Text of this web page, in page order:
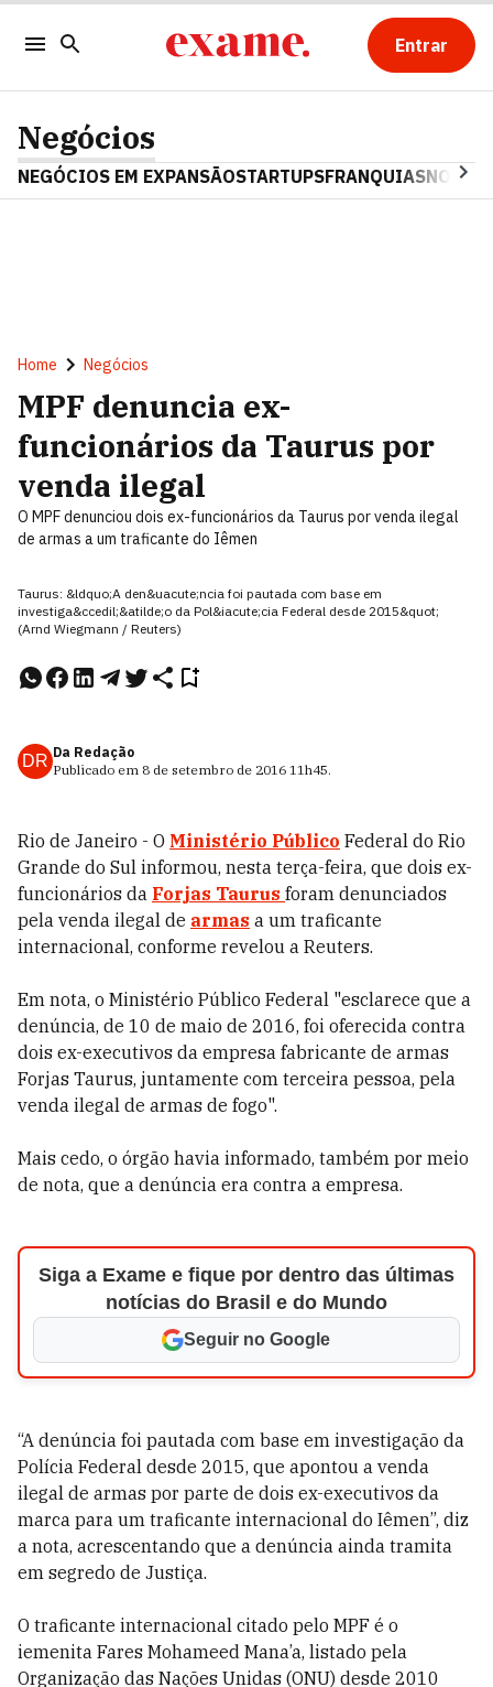
Entrar
Negócios
NEGÓCIOS EM EXPANSÃOSTARTUPSFRANQUIAS
Home Negócios
MPF denuncia ex-
funcionários da Taurus por
venda ilegal
O MPF denunciou dois ex-funcionários da Taurus por venda ilegal
de armas a um traficante do Iêmen
Taurus: &ldquo;A den&uacute;ncia foi pautada com base em
investiga&ccedil;&atilde;o da Pol&iacute;cia Federal desde 2015&quot;
(Arnd Wiegmann / Reuters)
DR Da Redação
Publicado em 8 de setembro de 2016 11h45.
Rio de Janeiro - O Ministério Público Federal do Rio
Grande do Sul informou, nesta terça-feira, que dois ex-
funcionários da Forjas Taurus foram denunciados
pela venda ilegal de armas a um traficante
internacional, conforme revelou a Reuters.
Em nota, o Ministério Público Federal "esclarece que a
denúncia, de 10 de maio de 2016, foi oferecida contra
dois ex-executivos da empresa fabricante de armas
Forjas Taurus, juntamente com terceira pessoa, pela
venda ilegal de armas de fogo".
Mais cedo, o órgão havia informado, também por meio
de nota, que a denúncia era contra a empresa.
Siga a Exame e fique por dentro das últimas
notícias do Brasil e do Mundo
Seguir no Google
“A denúncia foi pautada com base em investigação da
Polícia Federal desde 2015, que apontou a venda
ilegal de armas por parte de dois ex-executivos da
marca para um traficante internacional do Iêmen”, diz
a nota, acrescentando que a denúncia ainda tramita
em segredo de Justiça.
O traficante internacional citado pelo MPF é o
iemenita Fares Mohameed Mana’a, listado pela
Organização das Nações Unidas (ONU) desde 2010